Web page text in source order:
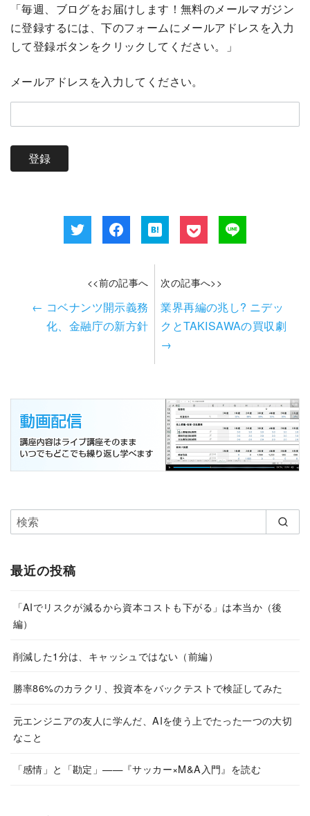
「毎週、ブログをお届けします！無料のメールマガジン
に登録するには、下のフォームにメールアドレスを入力
して登録ボタンをクリックしてください。」
メールアドレスを入力してください。
<<前の記事へ
← コベナンツ開示義務
化、金融庁の新方針
次の記事へ>>
業界再編の兆し? ニデッ
クとTAKISAWAの買収劇
→
最近の投稿
「AIでリスクが減るから資本コストも下がる」は本当か（後
編）
削減した1分は、キャッシュではない（前編）
勝率86%のカラクリ、投資本をバックテストで検証してみた
元エンジニアの友人に学んだ、AIを使う上でたった一つの大切
なこと
「感情」と「勘定」——『サッカー×M&A入門』を読む